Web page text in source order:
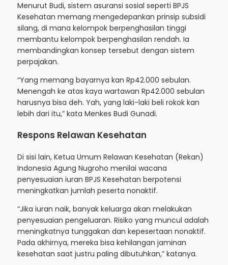
Menurut Budi, sistem asuransi sosial seperti BPJS
Kesehatan memang mengedepankan prinsip subsidi
silang, di mana kelompok berpenghasilan tinggi
membantu kelompok berpenghasilan rendah. Ia
membandingkan konsep tersebut dengan sistem
perpajakan.
“Yang memang bayarnya kan Rp42.000 sebulan.
Menengah ke atas kaya wartawan Rp42.000 sebulan
harusnya bisa deh. Yah, yang laki-laki beli rokok kan
lebih dari itu,” kata Menkes Budi Gunadi.
Respons Relawan Kesehatan
Di sisi lain, Ketua Umum Relawan Kesehatan (Rekan)
Indonesia Agung Nugroho menilai wacana
penyesuaian iuran BPJS Kesehatan berpotensi
meningkatkan jumlah peserta nonaktif.
“Jika iuran naik, banyak keluarga akan melakukan
penyesuaian pengeluaran. Risiko yang muncul adalah
meningkatnya tunggakan dan kepesertaan nonaktif.
Pada akhirnya, mereka bisa kehilangan jaminan
kesehatan saat justru paling dibutuhkan,” katanya.